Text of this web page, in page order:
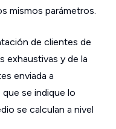
mismos parámetros.
de clientes de
exhaustivas y de la
enviada a
se indique lo
se calculan a nivel